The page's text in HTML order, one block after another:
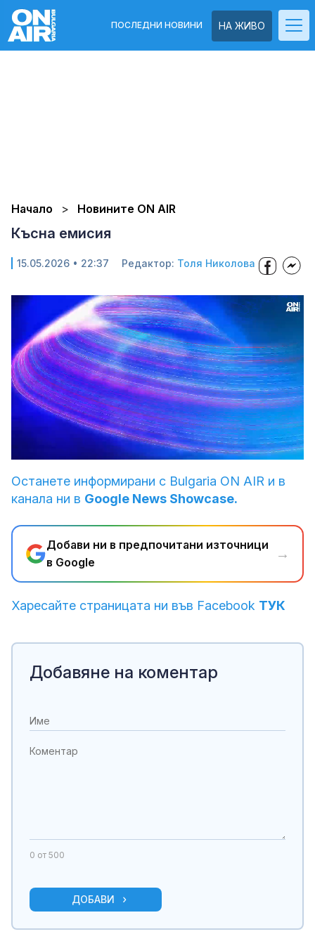
НА ЖИВО
ПОСЛЕДНИ НОВИНИ
Начало Новините ON AIR
Късна емисия
15.05.2026 • 22:37 Редактор: Толя Николова
Останете информирани с Bulgaria ON AIR и в
канала ни в Google News Showcase.
Добави ни в предпочитани източници
в Google
→
Харесайте страницата ни във Facebook ТУК
Добавяне на коментар
0 от 500
ДОБАВИ